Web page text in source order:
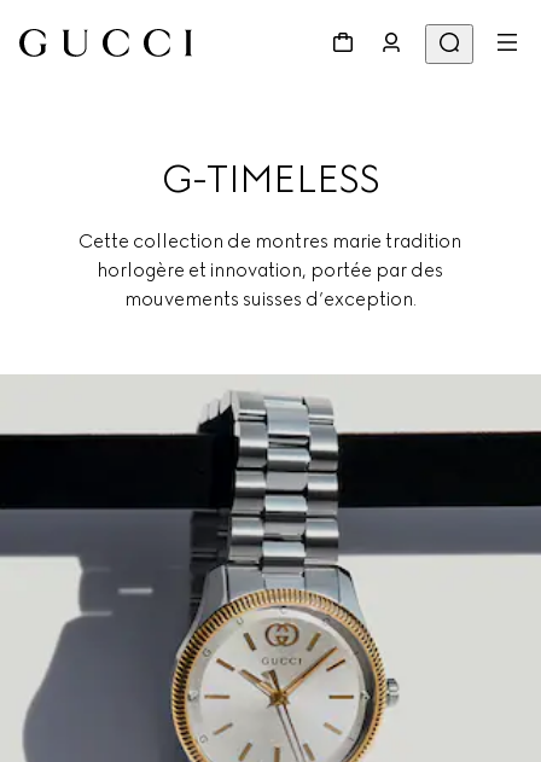
G-TIMELESS
Cette collection de montres marie tradition
horlogère et innovation, portée par des
mouvements suisses d’exception.